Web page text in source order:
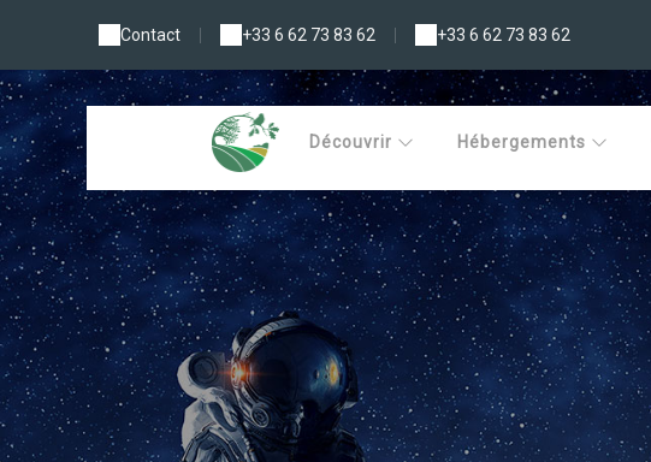
Contact +33 6 62 73 83 62 +33 6 62 73 83 62
Découvrir Hébergements